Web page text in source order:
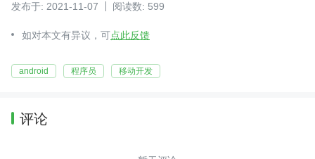
发布于: 2021-11-07 阅读数: 599
如对本文有异议，可点此反馈
android 程序员 移动开发
评论